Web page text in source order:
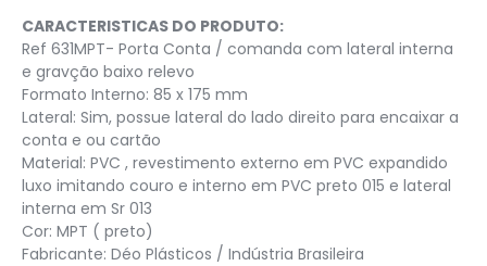
CARACTERISTICAS DO PRODUTO:
Ref 631MPT- Porta Conta / comanda com lateral interna
e gravção baixo relevo
Formato Interno: 85 x 175 mm
Lateral: Sim, possue lateral do lado direito para encaixar a
conta e ou cartão
Material: PVC , revestimento externo em PVC expandido
luxo imitando couro e interno em PVC preto 015 e lateral
interna em Sr 013
Cor: MPT ( preto)
Fabricante: Déo Plásticos / Indústria Brasileira